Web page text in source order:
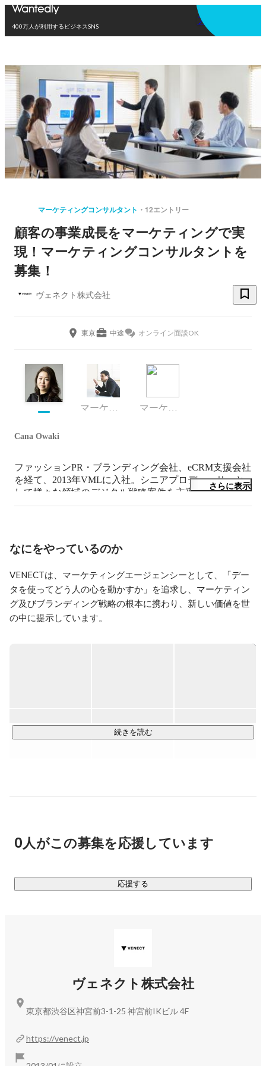
400万人が利用するビジネスSNS
アプリを使う
マーケティングコンサルタント 12エントリー
顧客の事業成長をマーケティングで実
現！マーケティングコンサルタントを
募集！
ヴェネクト株式会社
東京 中途 オンライン面談OK
マーケティング マーケティング
Cana Owaki
ファッションPR・ブランディング会社、eCRM支援会社
を経て、2013年VMLに入社。シニアプロデューサーと
して様々な領域のデジタル戦略案件を主導。ビジネス案
件ヒアリング・ロードマップ・サイト相関図・KPI設計
さらに表示
なにをやっているのか
VENECTは、マーケティングエージェンシーとして、「デー
タを使ってどう人の心を動かすか」を追求し、マーケティン
グ及びブランディング戦略の根本に携わり、新しい価値を世
の中に提示しています。
い）課題解決型の提案を強みとしています。
続きを読む
0人がこの募集を応援しています
応援する
ヴェネクト株式会社
https://venect.jp
東京都渋谷区神宮前3-1-25 神宮前IKビル 4F